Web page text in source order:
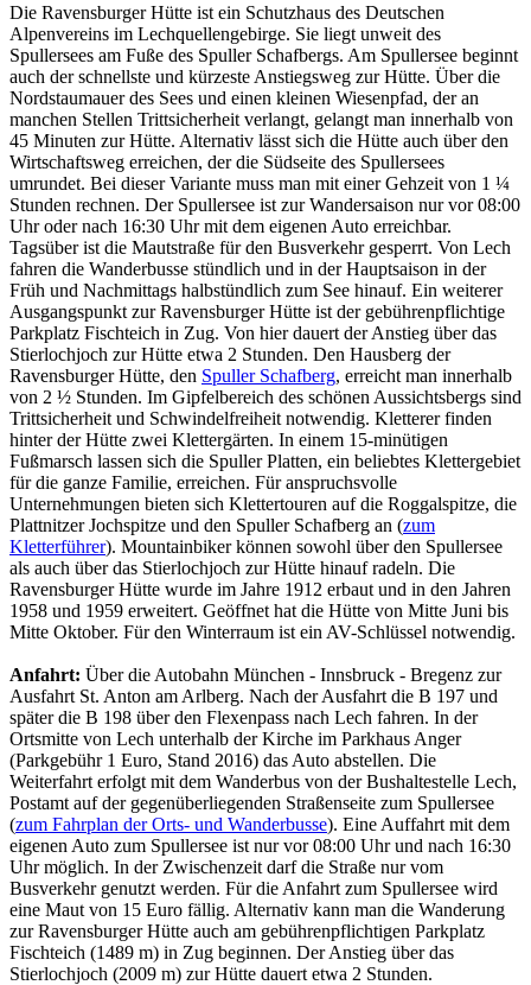
Die Ravensburger Hütte ist ein Schutzhaus des Deutschen
Alpenvereins im Lechquellengebirge. Sie liegt unweit des
Spullersees am Fuße des Spuller Schafbergs. Am Spullersee beginnt
auch der schnellste und kürzeste Anstiegsweg zur Hütte. Über die
Nordstaumauer des Sees und einen kleinen Wiesenpfad, der an
manchen Stellen Trittsicherheit verlangt, gelangt man innerhalb von
45 Minuten zur Hütte. Alternativ lässt sich die Hütte auch über den
Wirtschaftsweg erreichen, der die Südseite des Spullersees
umrundet. Bei dieser Variante muss man mit einer Gehzeit von 1 ¼
Stunden rechnen. Der Spullersee ist zur Wandersaison nur vor 08:00
Uhr oder nach 16:30 Uhr mit dem eigenen Auto erreichbar.
Tagsüber ist die Mautstraße für den Busverkehr gesperrt. Von Lech
fahren die Wanderbusse stündlich und in der Hauptsaison in der
Früh und Nachmittags halbstündlich zum See hinauf. Ein weiterer
Ausgangspunkt zur Ravensburger Hütte ist der gebührenpflichtige
Parkplatz Fischteich in Zug. Von hier dauert der Anstieg über das
Stierlochjoch zur Hütte etwa 2 Stunden. Den Hausberg der
Ravensburger Hütte, den Spuller Schafberg, erreicht man innerhalb
von 2 ½ Stunden. Im Gipfelbereich des schönen Aussichtsbergs sind
Trittsicherheit und Schwindelfreiheit notwendig. Kletterer finden
hinter der Hütte zwei Klettergärten. In einem 15-minütigen
Fußmarsch lassen sich die Spuller Platten, ein beliebtes Klettergebiet
für die ganze Familie, erreichen. Für anspruchsvolle
Unternehmungen bieten sich Klettertouren auf die Roggalspitze, die
Plattnitzer Jochspitze und den Spuller Schafberg an (zum
Kletterführer). Mountainbiker können sowohl über den Spullersee
als auch über das Stierlochjoch zur Hütte hinauf radeln. Die
Ravensburger Hütte wurde im Jahre 1912 erbaut und in den Jahren
1958 und 1959 erweitert. Geöffnet hat die Hütte von Mitte Juni bis
Mitte Oktober. Für den Winterraum ist ein AV-Schlüssel notwendig.
Anfahrt: Über die Autobahn München - Innsbruck - Bregenz zur
Ausfahrt St. Anton am Arlberg. Nach der Ausfahrt die B 197 und
später die B 198 über den Flexenpass nach Lech fahren. In der
Ortsmitte von Lech unterhalb der Kirche im Parkhaus Anger
(Parkgebühr 1 Euro, Stand 2016) das Auto abstellen. Die
Weiterfahrt erfolgt mit dem Wanderbus von der Bushaltestelle Lech,
Postamt auf der gegenüberliegenden Straßenseite zum Spullersee
(zum Fahrplan der Orts- und Wanderbusse). Eine Auffahrt mit dem
eigenen Auto zum Spullersee ist nur vor 08:00 Uhr und nach 16:30
Uhr möglich. In der Zwischenzeit darf die Straße nur vom
Busverkehr genutzt werden. Für die Anfahrt zum Spullersee wird
eine Maut von 15 Euro fällig. Alternativ kann man die Wanderung
zur Ravensburger Hütte auch am gebührenpflichtigen Parkplatz
Fischteich (1489 m) in Zug beginnen. Der Anstieg über das
Stierlochjoch (2009 m) zur Hütte dauert etwa 2 Stunden.